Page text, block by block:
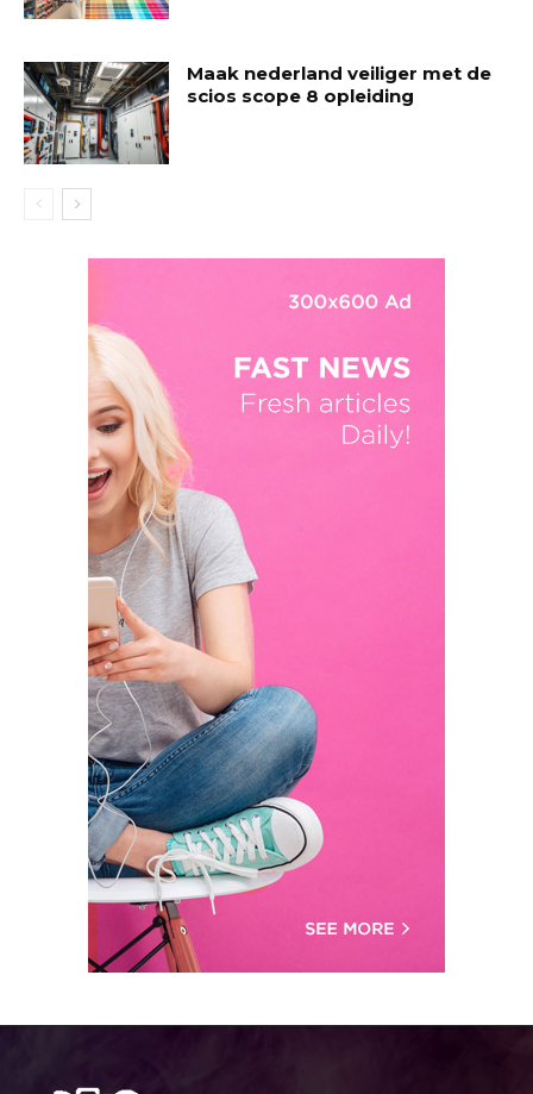
Maak nederland veiliger met de
scios scope 8 opleiding